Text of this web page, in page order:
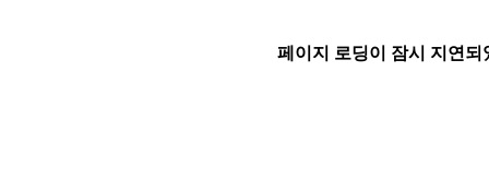
페이지 로딩이 잠시 지연